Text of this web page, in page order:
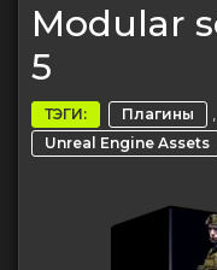
Modular
5
ТЭГИ: Плагины ,
Unreal Engine Assets